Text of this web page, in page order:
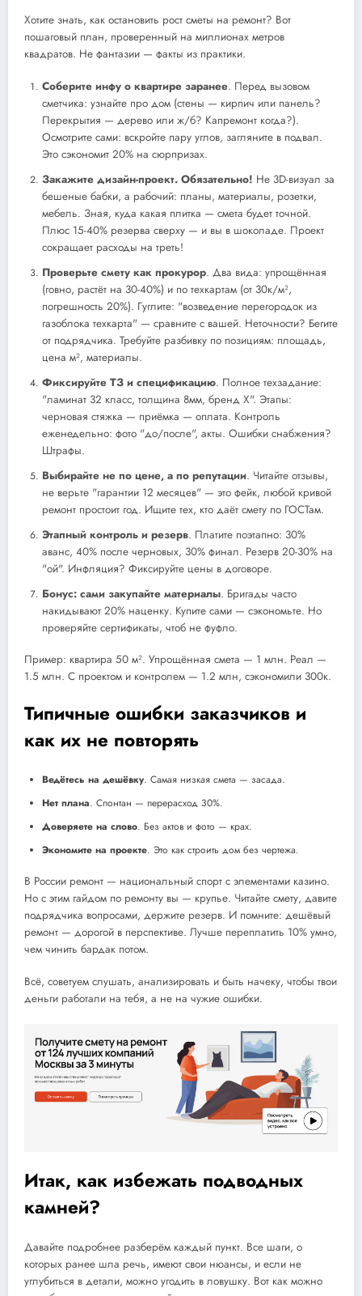
Хотите знать, как остановить рост сметы на ремонт? Вот
пошаговый план, проверенный на миллионах метров
квадратов. Не фантазии — факты из практики.
Соберите инфу о квартире заранее. Перед вызовом
сметчика: узнайте про дом (стены — кирпич или панель?
Перекрытия — дерево или ж/б? Капремонт когда?).
Осмотрите сами: вскройте пару углов, загляните в подвал.
Это сэкономит 20% на сюрпризах.
Закажите дизайн-проект. Обязательно! Не 3D-визуал за
бешеные бабки, а рабочий: планы, материалы, розетки,
мебель. Зная, куда какая плитка — смета будет точной.
Плюс 15-40% резерва сверху — и вы в шоколаде. Проект
сокращает расходы на треть!
Проверьте смету как прокурор. Два вида: упрощённая
(говно, растёт на 30-40%) и по техкартам (от 30к/м²,
погрешность 20%). Гуглите: "возведение перегородок из
газоблока техкарта" — сравните с вашей. Неточности? Бегите
от подрядчика. Требуйте разбивку по позициям: площадь,
цена м², материалы.
Фиксируйте ТЗ и спецификацию. Полное техзадание:
"ламинат 32 класс, толщина 8мм, бренд X". Этапы:
черновая стяжка — приёмка — оплата. Контроль
еженедельно: фото "до/после", акты. Ошибки снабжения?
Штрафы.
Выбирайте не по цене, а по репутации. Читайте отзывы,
не верьте "гарантии 12 месяцев" — это фейк, любой кривой
ремонт простоит год. Ищите тех, кто даёт смету по ГОСТам.
Этапный контроль и резерв. Платите поэтапно: 30%
аванс, 40% после черновых, 30% финал. Резерв 20-30% на
"ой". Инфляция? Фиксируйте цены в договоре.
Бонус: сами закупайте материалы. Бригады часто
накидывают 20% наценку. Купите сами — сэкономьте. Но
проверяйте сертификаты, чтоб не фуфло.
Пример: квартира 50 м². Упрощённая смета — 1 млн. Реал —
1.5 млн. С проектом и контролем — 1.2 млн, сэкономили 300к.
Типичные ошибки заказчиков и
как их не повторять
Ведётесь на дешёвку. Самая низкая смета — засада.
Нет плана. Спонтан — перерасход 30%.
Доверяете на слово. Без актов и фото — крах.
Экономите на проекте. Это как строить дом без чертежа.
В России ремонт — национальный спорт с элементами казино.
Но с этим гайдом по ремонту вы — крупье. Читайте смету, давите
подрядчика вопросами, держите резерв. И помните: дешёвый
ремонт — дорогой в перспективе. Лучше переплатить 10% умно,
чем чинить бардак потом.
Всё, советуем слушать, анализировать и быть начеку, чтобы твои
деньги работали на тебя, а не на чужие ошибки.
Итак, как избежать подводных
камней?
Давайте подробнее разберём каждый пункт. Все шаги, о
которых ранее шла речь, имеют свои нюансы, и если не
углубиться в детали, можно угодить в ловушку. Вот как можно